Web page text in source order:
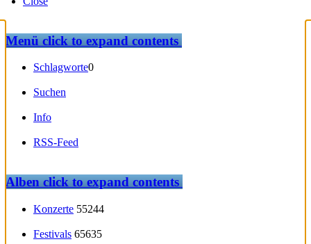
Menüclick to expand contents
Schlagworte0
Suchen
Info
RSS-Feed
Albenclick to expand contents
Konzerte 55244
Festivals 65635